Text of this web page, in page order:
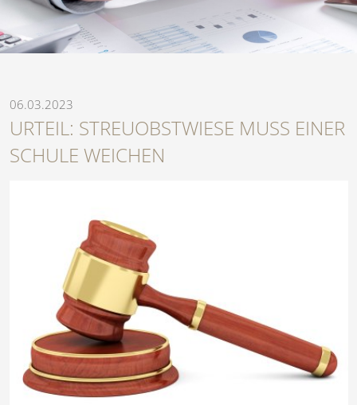
06.03.2023
URTEIL: STREUOBSTWIESE MUSS EINER
SCHULE WEICHEN